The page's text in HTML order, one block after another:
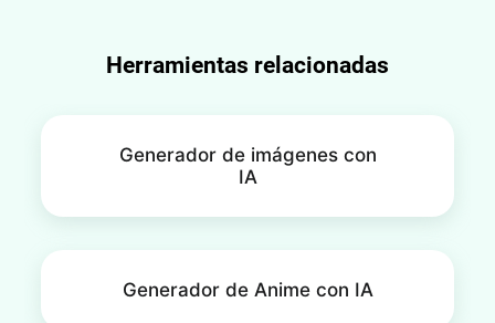
Herramientas relacionadas
Generador de imágenes con
IA
Generador de Anime con IA